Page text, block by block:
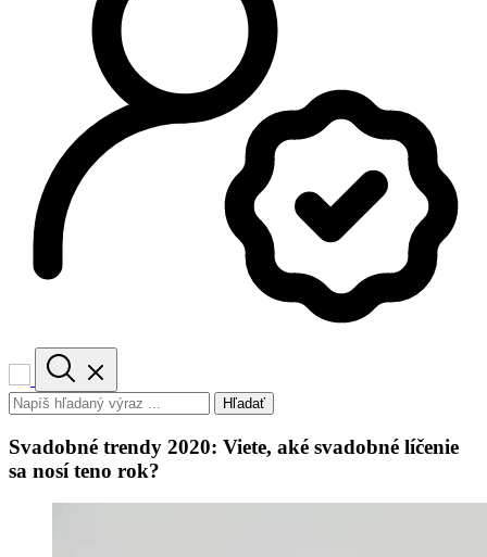
Hľadať
Svadobné trendy 2020: Viete, aké svadobné líčenie
sa nosí teno rok?